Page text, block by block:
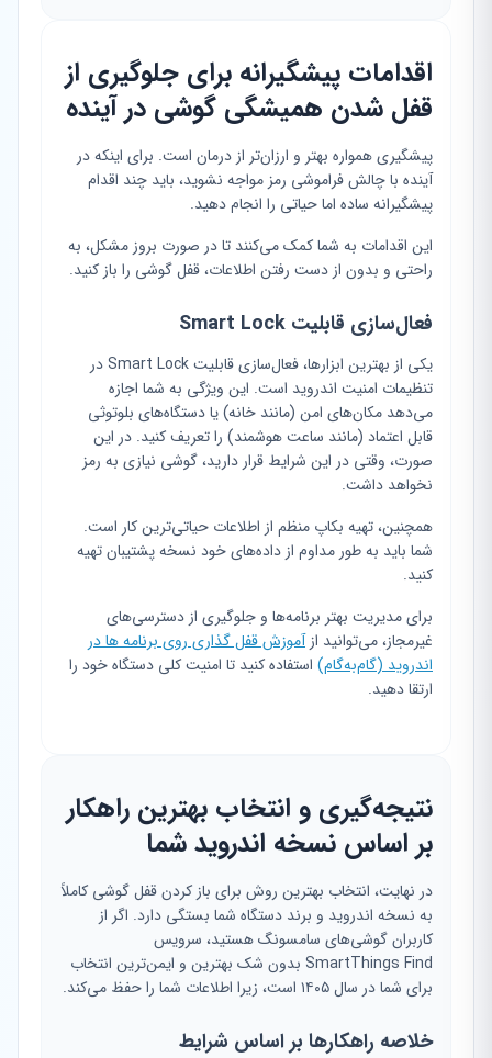
اقدامات پیشگیرانه برای جلوگیری از
قفل شدن همیشگی گوشی در آینده
پیشگیری همواره بهتر و ارزان‌تر از درمان است. برای اینکه در
آینده با چالش فراموشی رمز مواجه نشوید، باید چند اقدام
پیشگیرانه ساده اما حیاتی را انجام دهید.
این اقدامات به شما کمک می‌کنند تا در صورت بروز مشکل، به
راحتی و بدون از دست رفتن اطلاعات، قفل گوشی را باز کنید.
فعال‌سازی قابلیت Smart Lock
یکی از بهترین ابزارها، فعال‌سازی قابلیت Smart Lock در
تنظیمات امنیت اندروید است. این ویژگی به شما اجازه
می‌دهد مکان‌های امن (مانند خانه) یا دستگاه‌های بلوتوثی
قابل اعتماد (مانند ساعت هوشمند) را تعریف کنید. در این
صورت، وقتی در این شرایط قرار دارید، گوشی نیازی به رمز
نخواهد داشت.
همچنین، تهیه بکاپ منظم از اطلاعات حیاتی‌ترین کار است.
شما باید به طور مداوم از داده‌های خود نسخه پشتیبان تهیه
کنید.
برای مدیریت بهتر برنامه‌ها و جلوگیری از دسترسی‌های
غیرمجاز، می‌توانید ازآموزش قفل گذاری روی برنامه ها در
اندروید (گام‌به‌گام) استفاده کنید تا امنیت کلی دستگاه خود را
ارتقا دهید.
نتیجه‌گیری و انتخاب بهترین راهکار
بر اساس نسخه اندروید شما
در نهایت، انتخاب بهترین روش برای باز کردن قفل گوشی کاملاً
به نسخه اندروید و برند دستگاه شما بستگی دارد. اگر از
کاربران گوشی‌های سامسونگ هستید، سرویس
SmartThings Find بدون شک بهترین و ایمن‌ترین انتخاب
برای شما در سال ۱۴۰۵ است، زیرا اطلاعات شما را حفظ می‌کند.
خلاصه راهکارها بر اساس شرایط